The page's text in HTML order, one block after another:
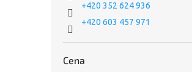
+420 352 624 936
+420 603 457 971
Cena